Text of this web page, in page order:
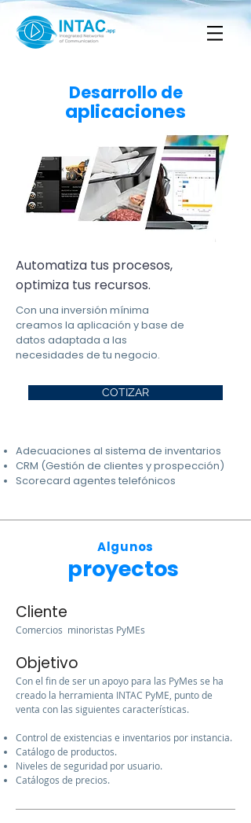
Desarrollo de
aplicaciones
Automatiza tus procesos,
optimiza tus recursos.
Con una inversión mínima
creamos la aplicación y base de
datos adaptada a las
necesidades de tu negocio.​
COTIZAR
Adecuaciones al sistema de inventarios
CRM (Gestión de clientes y prospección)
Scorecard agentes telefónicos
Algunos
proyectos
Cliente
Comercios minoristas PyMEs
Objetivo
Con el fin de ser un apoyo para las PyMes se ha
creado la herramienta INTAC PyME, punto de
venta con las siguientes características.
Control de existencias e inventarios por instancia.
Catálogo de productos.
Niveles de seguridad por usuario.
Catálogos de precios.